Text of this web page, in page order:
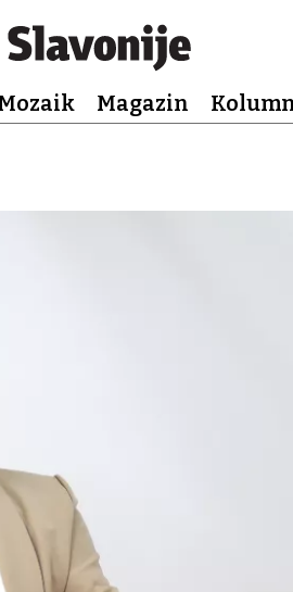
Magazin